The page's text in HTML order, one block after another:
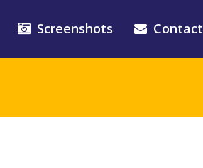
Screenshots Contact